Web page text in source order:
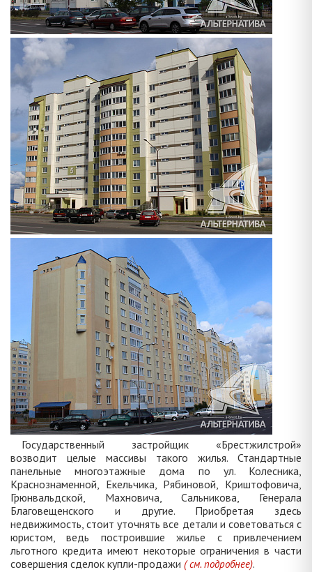
Государственный застройщик «Брестжилстрой»
возводит целые массивы такого жилья. Стандартные
панельные многоэтажные дома по ул. Колесника,
Краснознаменной, Екельчика, Рябиновой, Криштофовича,
Грюнвальдской, Махновича, Сальникова, Генерала
Благовещенского и другие. Приобретая здесь
недвижимость, стоит уточнять все детали и советоваться с
юристом, ведь построившие жилье с привлечением
льготного кредита имеют некоторые ограничения в части
совершения сделок купли-продажи ( см. подробнее).